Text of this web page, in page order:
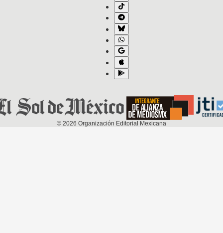
© 2026 Organización Editorial Mexicana